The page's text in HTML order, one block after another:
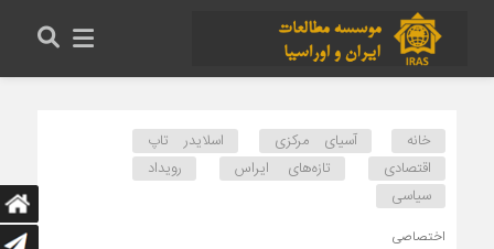
خانه آسیای مرکزی
اسلایدر تاپ
اقتصادی
تازه‌های ایراس
رویداد
سیاسی
اختصاصی